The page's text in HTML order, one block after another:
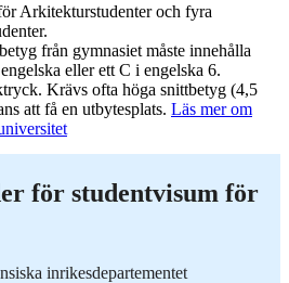
Arkitekturstudenter och fyra
från gymnasiet måste innehålla
eller ett C i engelska 6.
Krävs ofta höga snittbetyg (4,5
att få en utbytesplats. Läs mer om
för studentvisum för
inrikesdepartementet